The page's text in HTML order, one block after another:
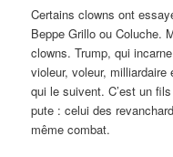
Certains clowns ont
Beppe Grillo ou Coluche.
clowns. Trump, qui
violeur, voleur,
qui le suivent. C’est un
pute : celui des
même combat.